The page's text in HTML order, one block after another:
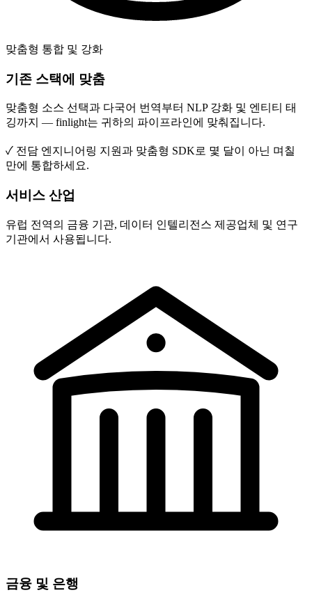
맞춤형 통합 및 강화
기존 스택에 맞춤
맞춤형 소스 선택과 다국어 번역부터 NLP 강화 및 엔티티 태
깅까지 — finlight는 귀하의 파이프라인에 맞춰집니다.
✓ 전담 엔지니어링 지원과 맞춤형 SDK로 몇 달이 아닌 며칠
만에 통합하세요.
서비스 산업
유럽 전역의 금융 기관, 데이터 인텔리전스 제공업체 및 연구
기관에서 사용됩니다.
금융 및 은행